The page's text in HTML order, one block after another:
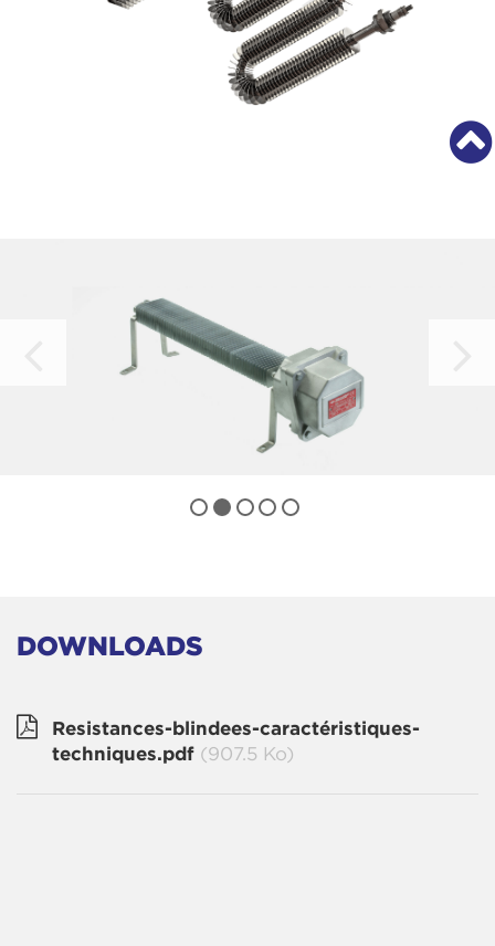
DOWNLOADS
Resistances-blindees-caractéristiques-
techniques.pdf (907.5 Ko)